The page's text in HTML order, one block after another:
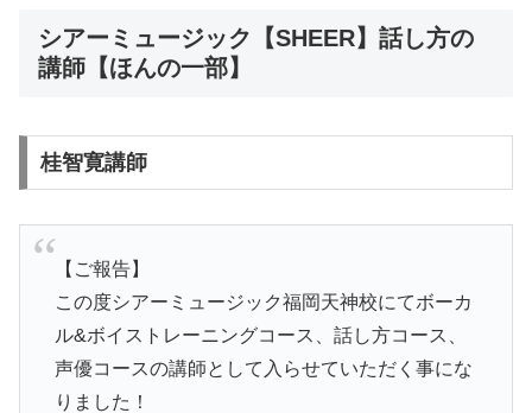
シアーミュージック【SHEER】話し方の
講師【ほんの一部】
桂智寛講師
【ご報告】
この度シアーミュージック福岡天神校にてボーカ
ル&ボイストレーニングコース、話し方コース、
声優コースの講師として入らせていただく事にな
りました！